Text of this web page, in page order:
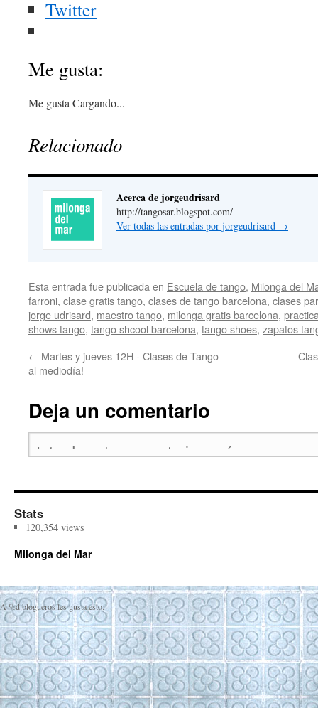
Twitter
Me gusta:
Me gusta Cargando...
Relacionado
Acerca de jorgeudrisard
http://tangosar.blogspot.com/
Ver todas las entradas por jorgeudrisard →
Esta entrada fue publicada en Escuela de tango, Milonga del
farroni, clase gratis tango, clases de tango barcelona, clases
jorge udrisard, maestro tango, milonga gratis barcelona,
shows tango, tango shcool barcelona, tango shoes, zapatos
← Martes y jueves 12H - Clases de Tango
al mediodía!
Deja un comentario
Stats
120,354 views
Milonga del Mar
A%dblogueros les gusta esto: